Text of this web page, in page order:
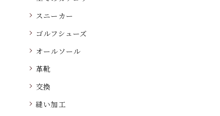
スニーカー
ゴルフシューズ
オールソール
革靴
交換
縫い加工